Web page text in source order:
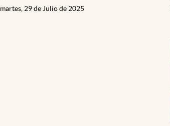
martes, 29 de Julio de 2025